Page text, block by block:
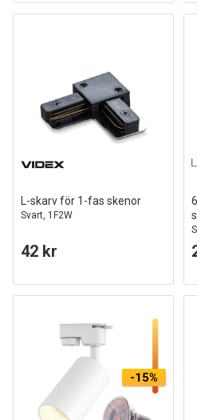
L-skarv för 1-fas skenor
Svart, 1F2W
42 kr
-15%